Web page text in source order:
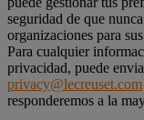
seguridad de que
organizaciones para
Para cualquier
privacidad, puede
privacy@lecreuset.com
responderemos a la